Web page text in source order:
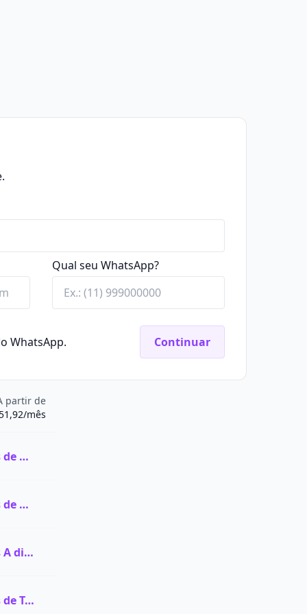
Qual seu WhatsApp?
WhatsApp. Continuar
partir de
mês
Ver todas as vagas de Graduação na UNICSUL - Cruzeiro do Sul
Ver todas as vagas de Pós-graduação na UNICSUL - Cruzeiro do Sul
Ver todas as vagas A distância (EaD) na UNICSUL - Cruzeiro do Sul
Ver todas as vagas de Técnico na UNICSUL - Cruzeiro do Sul